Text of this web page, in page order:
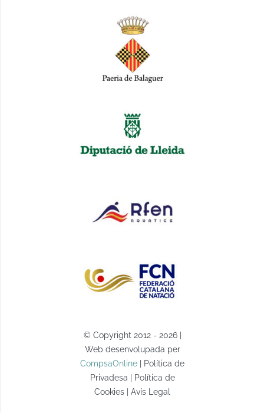
© Copyright 2012 - 2026 |
Web desenvolupada per
CompsaOnline | Política de
Privadesa | Política de
Cookies | Avís Legal